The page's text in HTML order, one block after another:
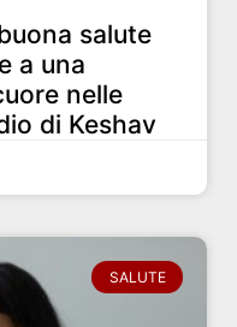
salute
a una
nelle
di Keshav
SALUTE